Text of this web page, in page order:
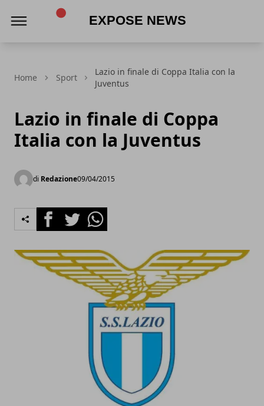
Home Sport
Lazio in finale di Coppa Italia con la
Juventus
Lazio in finale di Coppa
Italia con la Juventus
di Redazione09/04/2015
FacebookTwitterWhatsapp